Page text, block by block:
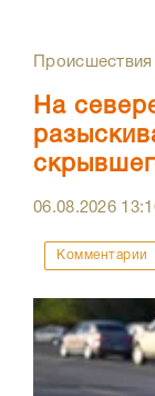
Происшествия
На
06.08.2026
Комментарии